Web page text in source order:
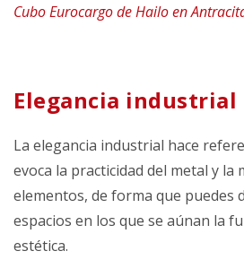
Cubo Eurocargo de Hailo en
Elegancia industrial
La elegancia industrial hace
evoca la practicidad del metal y la
elementos, de forma que puedes
espacios en los que se aúnan la
estética.